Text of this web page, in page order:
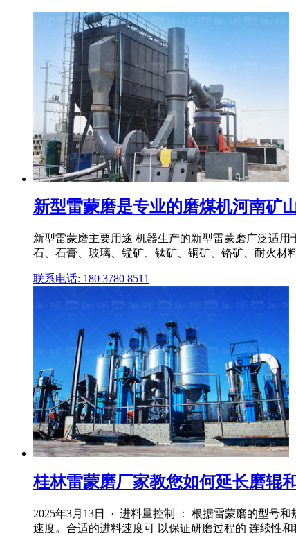
新型雷蒙磨是专业的磨煤机河南矿
新型雷蒙磨主要用途 机器生产的新型雷蒙磨广泛适
石、石膏、玻璃、锰矿、钛矿、铜矿、铬矿、耐火材
联系电话: 180 3780 8511
桂林雷蒙磨厂家教您如何延长磨辊
2025年3月13日 · 进料量控制 ： 根据雷蒙磨的型号
速度。合适的进料速度可 以保证研磨过程的 连续性